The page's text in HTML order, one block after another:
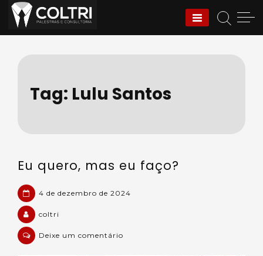
Skip
Coltri | Palestras e
Tag: Lulu Santos
Eu quero, mas eu faço?
4 de dezembro de 2024
coltri
Deixe um comentário